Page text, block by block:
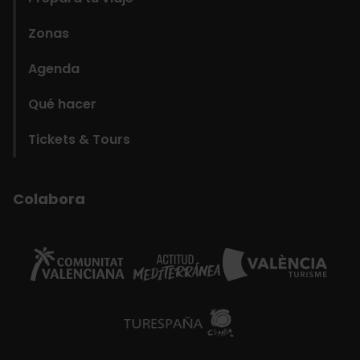
Zonas
Agenda
Qué hacer
Tickets & Tours
Colabora